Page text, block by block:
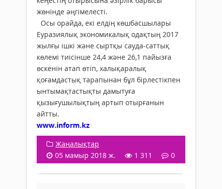
жөнінде әңгімелесті.
Осы орайда, екі елдің көшбасшылары
Еуразиялық экономикалық одақтың 2017
жылғы ішкі және сыртқы сауда-саттық
көлемі тиісінше 24,4 және 26,1 пайызға
өскенін атап өтіп, халықаралық
қоғамдастық тарапынан бұл бірлестікпен
ынтымақтастықты дамытуға
қызығушылықтың артып отырғанын
айтты.
www.inform.kz
Жаңалықтар
05 мамыр 2018 ж.
1 311 0